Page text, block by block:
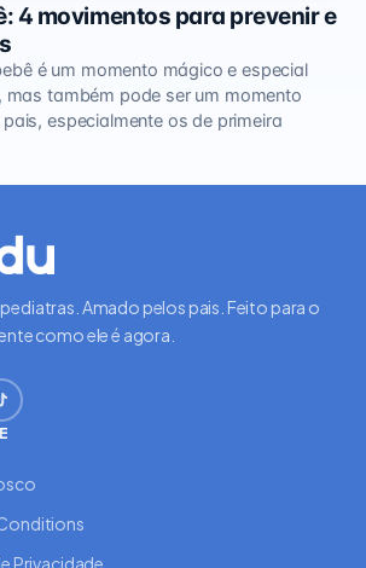
4 movimentos para prevenir e
é um momento mágico e especial
também pode ser um momento
especialmente os de primeira
Amado pelos pais. Feito para o
como ele é agora.
Privacidade